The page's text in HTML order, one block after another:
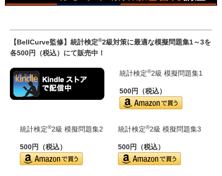
【BellCurve監修】統計検定®2級対策に最適な模擬問題集1～3を
各500円（税込）にて販売中！
統計検定®2級 模擬問題集1
500円（税込）
統計検定®2級 模擬問題集2
500円（税込）
統計検定®2級 模擬問題集3
500円（税込）